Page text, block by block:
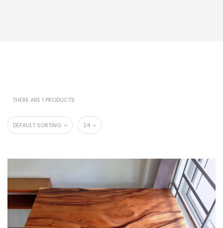
THERE ARE 1 PRODUCTS
DEFAULT SORTING 24